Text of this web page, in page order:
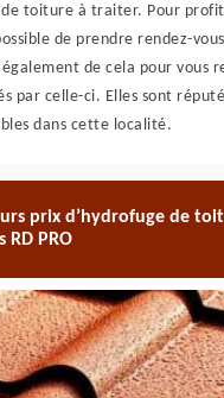
toiture à traiter. Pour
de prendre rendez-
de cela pour vous
par celle-ci. Elles sont
dans cette localité.
prix d’hydrofuge de
PRO